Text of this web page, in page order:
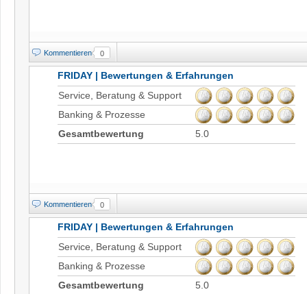
Kommentieren 0
FRIDAY | Bewertungen & Erfahrungen
Service, Beratung & Support
Banking & Prozesse
Gesamtbewertung
5.0
Kommentieren 0
FRIDAY | Bewertungen & Erfahrungen
Service, Beratung & Support
Banking & Prozesse
Gesamtbewertung
5.0